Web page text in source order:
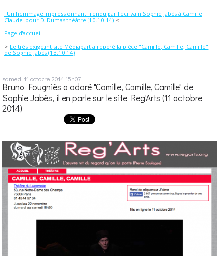
"Un hommage impressionnant" rendu par l'écrivain Sophie Jabès à Camille
Claudel pour D. Dumas théâtre (10.10.14)
Page d'accueil
Le très exigeant site Médiapart a repéré la pièce "Camille, Camille, Camille"
de Sophie Jabès (13.10.14)
samedi 11 octobre 2014 15h07
Bruno Fougniès a adoré "Camille, Camille, Camille" de
Sophie Jabès, il en parle sur le site Reg'Arts (11 octobre
2014)